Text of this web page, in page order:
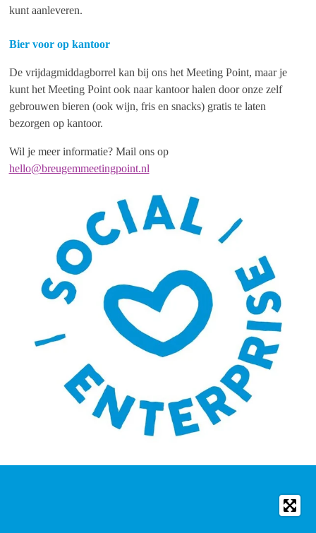
kunt aanleveren.
Bier voor op kantoor
De vrijdagmiddagborrel kan bij ons het Meeting Point, maar je
kunt het Meeting Point ook naar kantoor halen door onze zelf
gebrouwen bieren (ook wijn, fris en snacks) gratis te laten
bezorgen op kantoor.
Wil je meer informatie? Mail ons op
hello@breugemmeetingpoint.nl